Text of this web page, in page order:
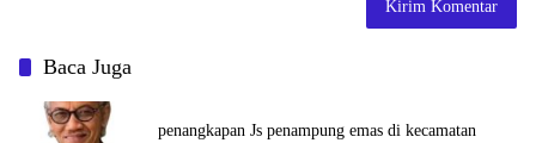
Baca Juga
penangkapan Js penampung emas di kecamatan